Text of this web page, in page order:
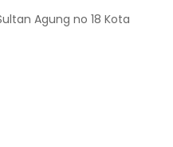
Agung no 18 Kota